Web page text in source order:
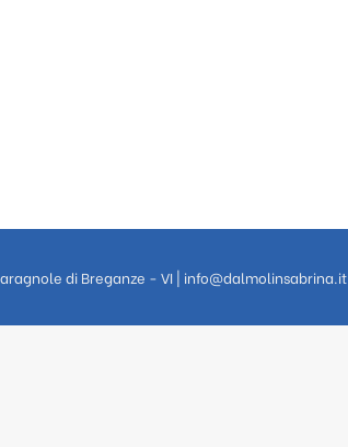
di Breganze - VI | info@dalmolinsabrina.it